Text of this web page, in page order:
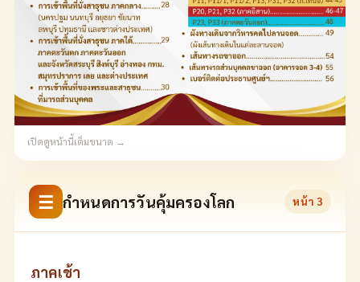
เปิดดูหน้านี้เต็มขนาด →
☰ กำหนดการวันคุ้มครองโลก หน้า 3
ภาคเช้า